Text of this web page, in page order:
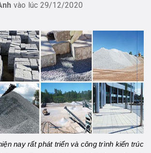
vào lúc 29/12/2020
nay rất phát triển và công trình kiến trúc